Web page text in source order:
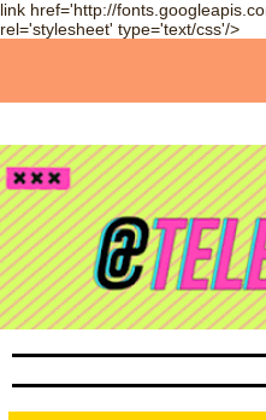
link href='http://
rel='stylesheet' type='text/css'/>